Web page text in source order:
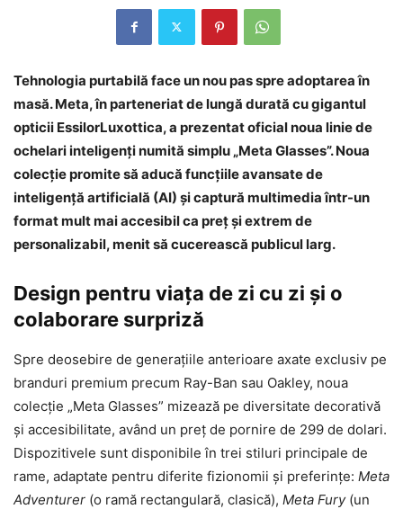
Tehnologia purtabilă face un nou pas spre adoptarea în
masă. Meta, în parteneriat de lungă durată cu gigantul
opticii EssilorLuxottica, a prezentat oficial noua linie de
ochelari inteligenți numită simplu „Meta Glasses”. Noua
colecție promite să aducă funcțiile avansate de
inteligență artificială (AI) și captură multimedia într-un
format mult mai accesibil ca preț și extrem de
personalizabil, menit să cucerească publicul larg.
Design pentru viața de zi cu zi și o
colaborare surpriză
Spre deosebire de generațiile anterioare axate exclusiv pe
branduri premium precum Ray-Ban sau Oakley, noua
colecție „Meta Glasses” mizează pe diversitate decorativă
și accesibilitate, având un preț de pornire de 299 de dolari.
Dispozitivele sunt disponibile în trei stiluri principale de
rame, adaptate pentru diferite fizionomii și preferințe: Meta
Adventurer (o ramă rectangulară, clasică), Meta Fury(un